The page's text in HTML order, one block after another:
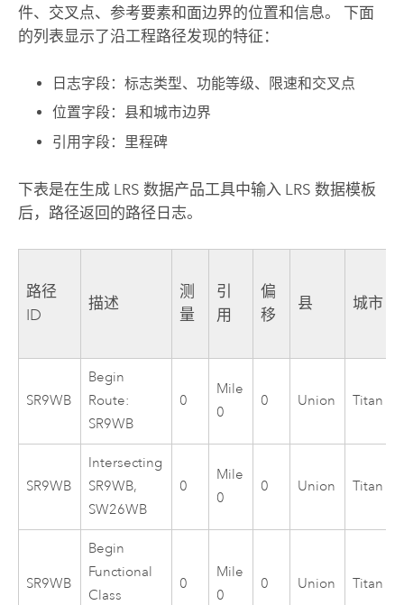
件、交叉点、参考要素和面边界的位置和信息。 下面
的列表显示了沿工程路径发现的特征：
日志字段：标志类型、功能等级、限速和交叉点
位置字段：县和城市边界
引用字段：里程碑
下表是在生成 LRS 数据产品工具中输入 LRS 数据模板
后，路径返回的路径日志。
路径
ID
描述
测
量
引
用
偏
移
县 城市
SR9WB
Begin
Route:
SR9WB
0
Mile
0
0 Union Titan
SR9WB
Intersecting
SR9WB,
SW26WB
0
Mile
0
0 Union Titan
SR9WB
Begin
Functional
Class
0
Mile
0
0 Union Titan